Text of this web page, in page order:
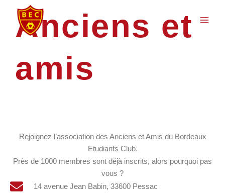
contenuAnciens et
amis
Rejoignez l’association des Anciens et Amis du Bordeaux
Etudiants Club.
Près de 1000 membres sont déjà inscrits, alors pourquoi pas
vous ?
14 avenue Jean Babin, 33600 Pessac